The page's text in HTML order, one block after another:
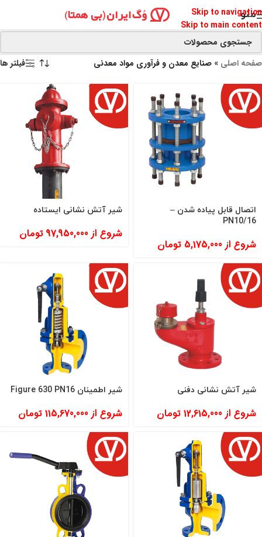
Skip to navigation
Skip to main content
منو
صفحه اصلی » صنایع معدن و فرآوری مواد معدنی فیلتر ها
اتصال قابل پیاده شدن –
PN10/16
شروع از5,175,000 تومان
شیر آتش نشانی ایستاده
شروع از97,950,000 تومان
شیر آتش نشانی دفنی
شروع از 12,615,000 تومان
شیر اطمینان Figure 630 PN16
شروع از 115,670,000 تومان